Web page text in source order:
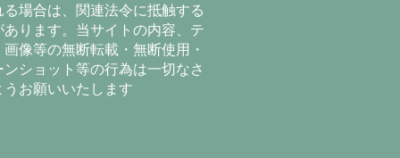
る場合は、関連法令に抵触する
あります。当サイトの内容、テ
像等の無断転載・無断使用・
ショット等の行為は一切なさ
うお願いいたします